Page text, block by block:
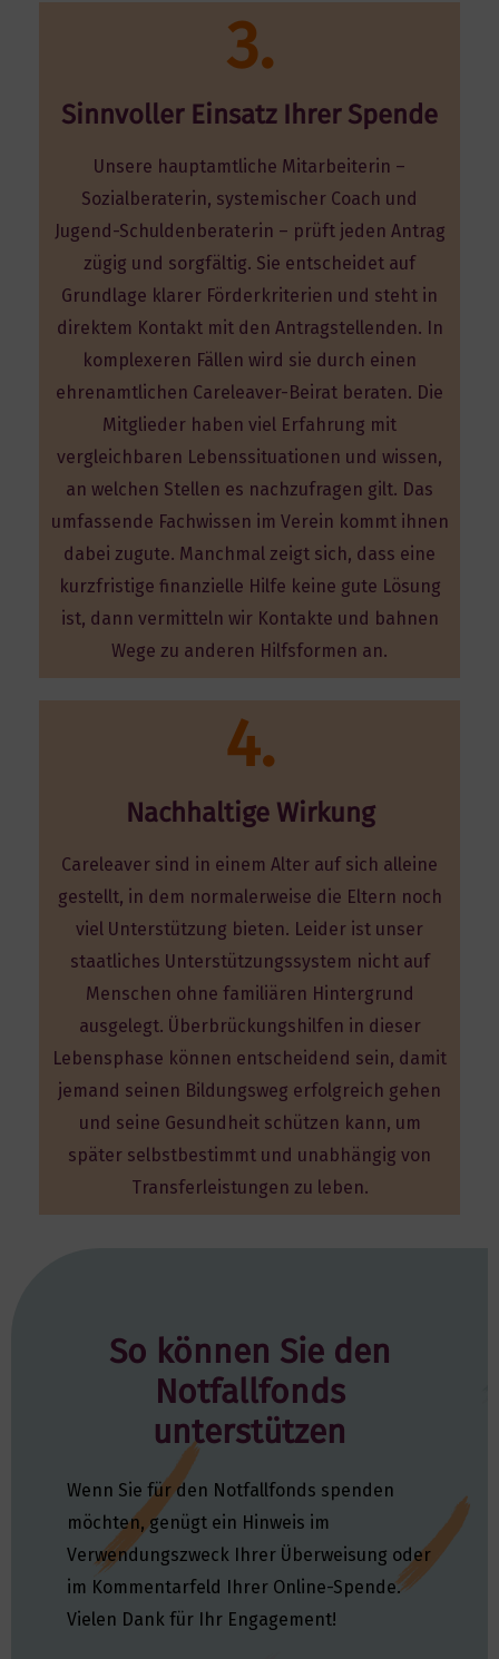
3.
Sinnvoller Einsatz Ihrer Spende
Unsere hauptamtliche Mitarbeiterin –
Sozialberaterin, systemischer Coach und
Jugend-Schuldenberaterin – prüft jeden Antrag
zügig und sorgfältig. Sie entscheidet auf
Grundlage klarer Förderkriterien und steht in
direktem Kontakt mit den Antragstellenden. In
komplexeren Fällen wird sie durch einen
ehrenamtlichen Careleaver-Beirat beraten. Die
Mitglieder haben viel Erfahrung mit
vergleichbaren Lebenssituationen und wissen,
an welchen Stellen es nachzufragen gilt. Das
umfassende Fachwissen im Verein kommt ihnen
dabei zugute. Manchmal zeigt sich, dass eine
kurzfristige finanzielle Hilfe keine gute Lösung
ist, dann vermitteln wir Kontakte und bahnen
Wege zu anderen Hilfsformen an.
4.
Nachhaltige Wirkung
Careleaver sind in einem Alter auf sich alleine
gestellt, in dem normalerweise die Eltern noch
viel Unterstützung bieten. Leider ist unser
staatliches Unterstützungssystem nicht auf
Menschen ohne familiären Hintergrund
ausgelegt. Überbrückungshilfen in dieser
Lebensphase können entscheidend sein, damit
jemand seinen Bildungsweg erfolgreich gehen
und seine Gesundheit schützen kann, um
später selbstbestimmt und unabhängig von
Transferleistungen zu leben.
So können Sie den
Notfallfonds
unterstützen
Wenn Sie für den Notfallfonds spenden
möchten, genügt ein Hinweis im
Verwendungszweck Ihrer Überweisung oder
im Kommentarfeld Ihrer Online-Spende.
Vielen Dank für Ihr Engagement!